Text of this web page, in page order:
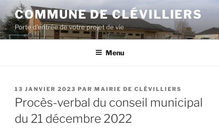
COMMUNE DE CLÉVILLIERS
Porte d'entrée de votre projet de vie
Menu
13 JANVIER 2023 PAR MAIRIE DE CLÉVILLIERS
Procès-verbal du conseil municipal
du 21 décembre 2022